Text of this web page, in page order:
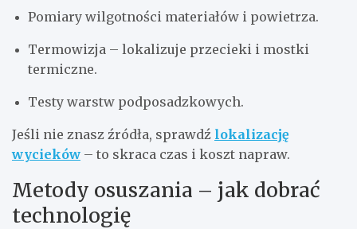
Pomiary wilgotności materiałów i powietrza.
Termowizja – lokalizuje przecieki i mostki
termiczne.
Testy warstw podposadzkowych.
Jeśli nie znasz źródła, sprawdź lokalizację
wycieków – to skraca czas i koszt napraw.
Metody osuszania – jak dobrać
technologię